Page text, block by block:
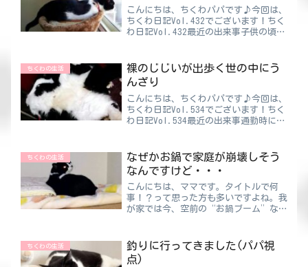
こんにちは、ちくわパパです♪今回は、
ちくわ日記Vol.432でございます！ちく
わ日記Vol.432最近の出来事子供の頃に
が、もっと子どもってそこら辺で遊んで
ませんでした...
ちくわの生活
裸のじじいが出歩く世の中にう
んざり
こんにちは、ちくわパパです♪今回は、
ちくわ日記Vol.534でございます！ちく
わ日記Vol.534最近の出来事通勤時に衝
う。でも、その出会ったじじいは街中だ
ったんです…。...
ちくわの生活
なぜかお鍋で家庭が崩壊しそう
なんですけど・・・
こんにちは、ママです。タイトルで何
事！？って思った方も多いですよね。我
が家では今、空前の“お鍋ブーム”なん
んてねって感じです😭ちくわママおい
しいお鍋のはずなんですけどね...
ちくわの生活
釣りに行ってきました(パパ視
点)